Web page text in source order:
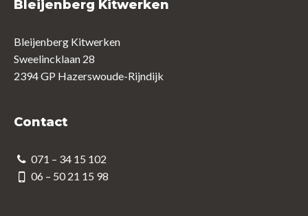
Bleijenberg Kitwerken
Bleijenberg Kitwerken
Sweelincklaan 28
2394 GP Hazerswoude-Rijndijk
Contact
071 – 34 15 102
06 – 50 21 15 98